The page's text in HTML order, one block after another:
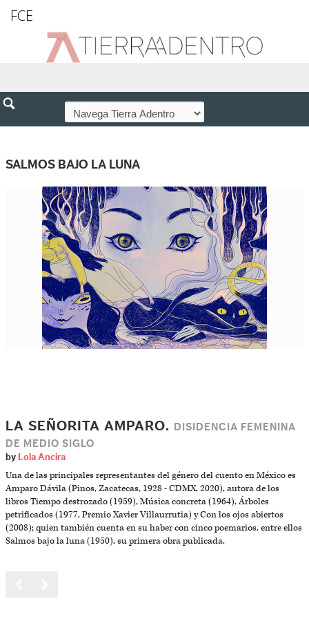
FCE
SALMOS BAJO LA LUNA
LA SEÑORITA AMPARO.
DISIDENCIA FEMENINA
DE MEDIO SIGLO
by Lola Ancira
Una de las principales representantes del género del cuento en México es
Amparo Dávila (Pinos, Zacatecas, 1928 - CDMX, 2020), autora de los
libros Tiempo destrozado (1959), Música concreta (1964), Árboles
petrificados (1977, Premio Xavier Villaurrutia) y Con los ojos abiertos
(2008); quien también cuenta en su haber con cinco poemarios, entre ellos
Salmos bajo la luna (1950), su primera obra publicada.